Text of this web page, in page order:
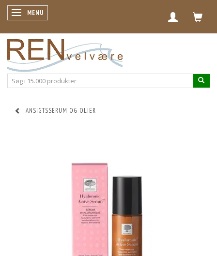
SKIFTE NAVIGATION
MENU
ANSIGTSSERUM OG OLIER